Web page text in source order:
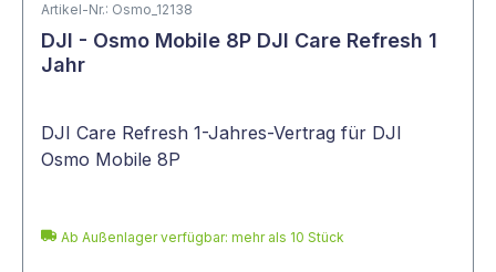
Artikel-Nr.: Osmo_12138
DJI - Osmo Mobile 8P DJI Care Refresh 1
Jahr
DJI Care Refresh 1-Jahres-Vertrag für DJI
Osmo Mobile 8P
Ab Außenlager verfügbar: mehr als 10 Stück